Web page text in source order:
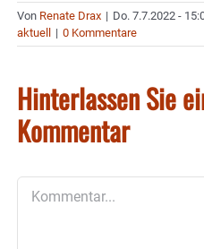
Von Renate Drax | Do. 7.7.2022 -
aktuell
| 0 Kommentare
Hinterlassen Sie
Kommentar